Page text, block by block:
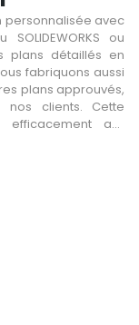
personnalisée avec
ou
plans détaillés en
fabriquons aussi
plans approuvés,
nos clients. Cette
aux